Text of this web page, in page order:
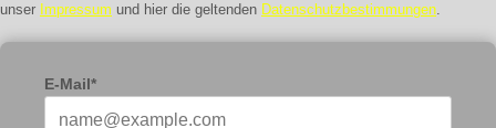
unser Impressum und hier die geltenden Datenschutzbestimmungen.
E-Mail*